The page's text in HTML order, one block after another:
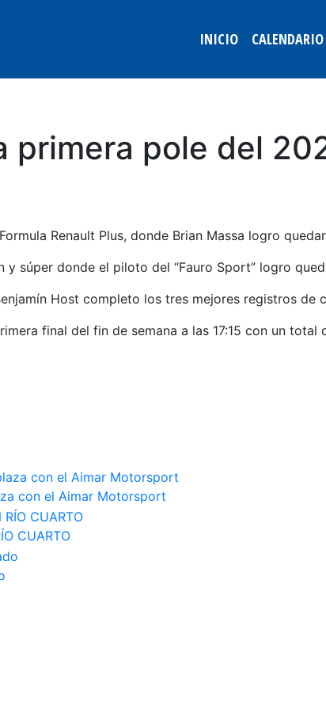
INICIO CALENDARIO
primera pole del
Renault Plus, donde Brian Massa logro
súper donde el piloto del “Fauro Sport” logro
Host completo los tres mejores registros de
final del fin de semana a las 17:15 con un total
con el Aimar Motorsport
CUARTO